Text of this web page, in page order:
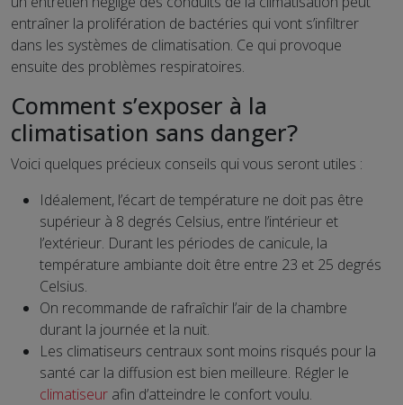
entraîner la prolifération de bactéries qui vont s’infiltrer
dans les systèmes de climatisation. Ce qui provoque
ensuite des problèmes respiratoires.
Comment s’exposer à la
climatisation sans danger?
Voici quelques précieux conseils qui vous seront utiles :
Idéalement, l’écart de température ne doit pas être
supérieur à 8 degrés Celsius, entre l’intérieur et
l’extérieur. Durant les périodes de canicule, la
température ambiante doit être entre 23 et 25 degrés
Celsius.
On recommande de rafraîchir l’air de la chambre
durant la journée et la nuit.
Les climatiseurs centraux sont moins risqués pour la
santé car la diffusion est bien meilleure. Régler le
climatiseur afin d’atteindre le confort voulu.